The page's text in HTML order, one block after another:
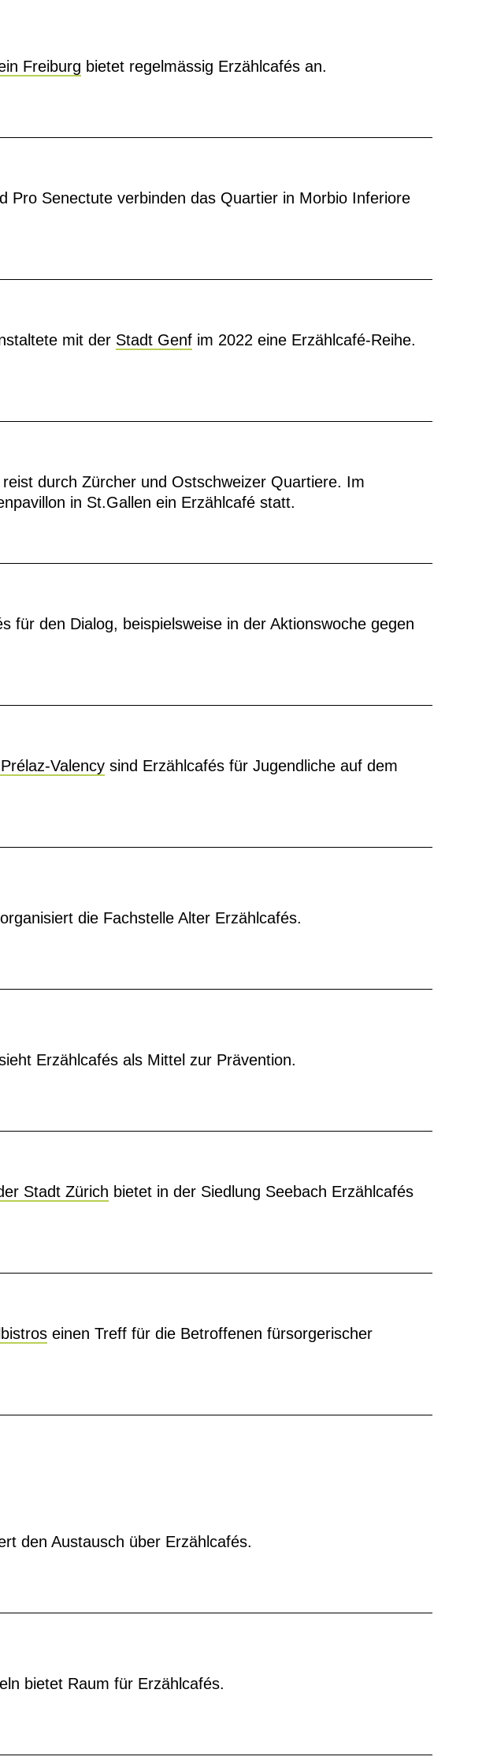
Freiburg bietet regelmässig Erzählcafés an.
Pro Senectute verbinden das Quartier in Morbio Inferiore
mit der Stadt Genf im 2022 eine Erzählcafé-Reihe.
reist durch Zürcher und Ostschweizer Quartiere. Im
in St.Gallen ein Erzählcafé statt.
für den Dialog, beispielsweise in der Aktionswoche gegen
Valency sind Erzählcafés für Jugendliche auf dem
organisiert die Fachstelle Alter Erzählcafés.
Erzählcafés als Mittel zur Prävention.
Stadt Zürich bietet in der Siedlung Seebach Erzählcafés
einen Treff für die Betroffenen fürsorgerischer
den Austausch über Erzählcafés.
bietet Raum für Erzählcafés.